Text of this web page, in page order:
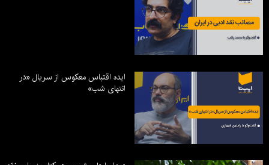
ایده اقتباس معکوس از سریال «در
انتهای شب»